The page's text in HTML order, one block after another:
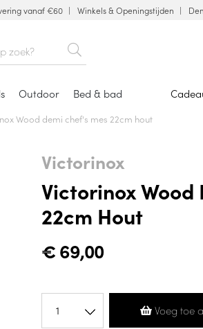
vanaf €60 Winkels & Openingstijden
Outdoor Bed & bad
Wood demi chef's mes 22cm hout
Victorinox
Victorinox Wood
22cm Hout
€69,00
Voeg toe